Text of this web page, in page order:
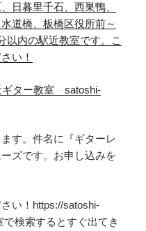
日暮里千石、西巣鴨、
道橋、板橋区役所前～
以内の駅近教室です。
こ
さい！
ギター教室 satoshi-
す。件名に『ギターレ
ズです。お申し込みを
い！https://satoshi-
検索するとすぐ出てき